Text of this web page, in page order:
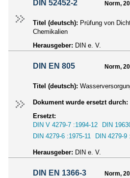
DIN 52452-2 Norm,
Titel (deutsch): Prüfung von
Chemikalien
Herausgeber: DIN e. V.
DIN EN 805 Norm,
Titel (deutsch):
Dokument wurde ersetzt durch:
Ersetzt:
DIN V 4279-7 :1994-12
DIN
DIN 4279-6 :1975-11
DIN 4279-9
Herausgeber: DIN e. V.
DIN EN 1366-3 Norm,